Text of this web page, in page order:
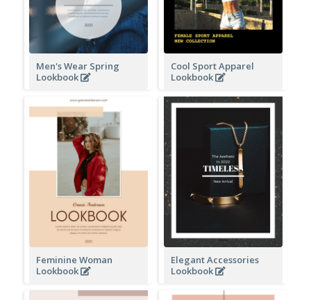
Men's Wear Spring
Lookbook
Feminine Woman
Lookbook
Cool Sport Apparel
Lookbook
Elegant Accessories
Lookbook